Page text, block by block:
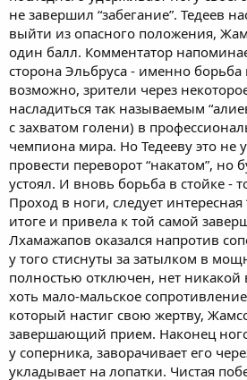
не завершил “забегание”. Тедеев
выйти из опасного положения,
один балл. Комментатор
сторона Эльбруса - именно борьба
возможно, зрители через
насладиться так называемым
с захватом голени) в
чемпиона мира. Но Тедееву это не
провести переворот “накатом”, но
устоял. И вновь борьба в стойке -
Проход в ноги, следует интересная
итоге и привела к той самой
Лхамажапов оказался напротив
у того стиснуты за затылком в
полностью отключен, нет никакой
хоть мало-мальское
который настиг свою жертву,
завершающий прием. Наконец
у соперника, заворачивает его
укладывает на лопатки. Чистая